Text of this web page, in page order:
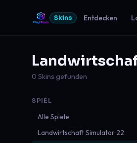
Skins Entdecken
0 Skins gefunden
SPIEL
Alle Spiele
Landwirtschaft Simulator 22